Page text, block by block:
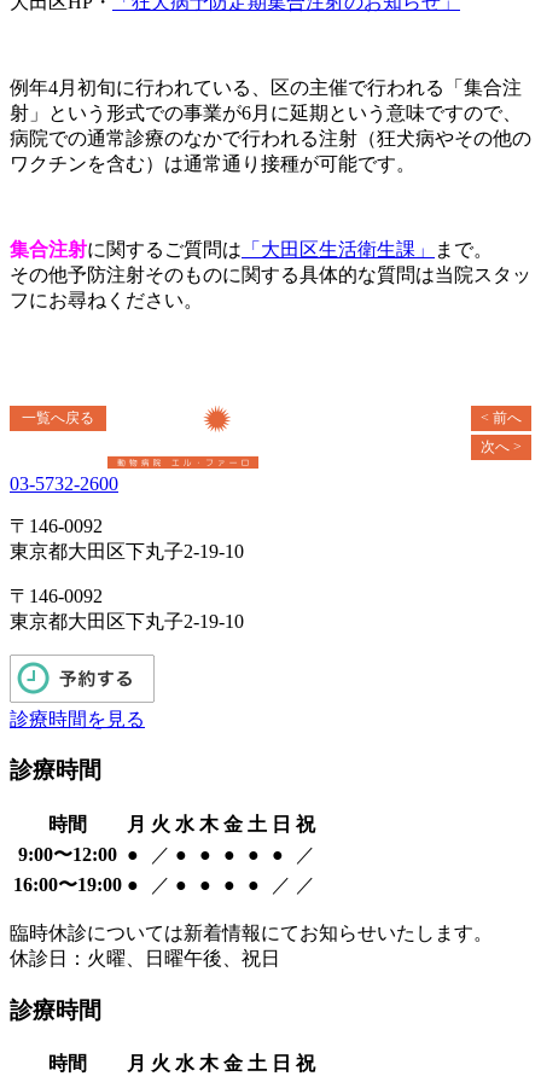
例年4月初旬に行われている、区の主催で行われる「集合注
射」という形式での事業が6月に延期という意味ですので、
病院での通常診療のなかで行われる注射（狂犬病やその他の
ワクチンを含む）は通常通り接種が可能です。
集合注射に関するご質問は 「大田区生活衛生課」
まで。
その他予防注射そのものに関する具体的な質問は当院スタッ
フにお尋ねください。
一覧へ戻る
< 前へ
次へ >
03-5732-2600
〒146-0092
東京都大田区下丸子2-19-10
〒146-0092
東京都大田区下丸子2-19-10
診療時間を見る
診療時間
時間 月 火 水 木 金 土 日 祝
9:00〜12:00 ● ／ ● ● ● ● ●
／
16:00〜19:00 ● ／ ● ● ● ● ／ ／
臨時休診については新着情報にてお知らせいたします。
休診日：火曜、日曜午後、祝日
診療時間
時間 月 火 水 木 金 土 日 祝